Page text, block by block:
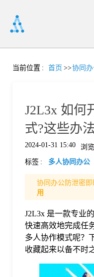
首
价
格
当前位置 : 首页 >>协同
J2L3x 如何
式?这些办
2024-01-31 15:40 浏
标签 : 多人协同办公
协同办公防泄密
用
J2L3x 是一款专业
快速高效地完成任
多人协作模式呢？
收藏起来以备不时